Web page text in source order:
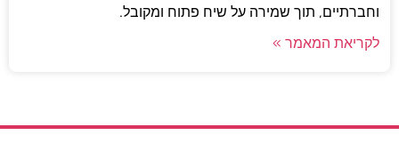
וחברתיים, תוך שמירה על שיח פתוח ומקובל.
לקריאת המאמר »